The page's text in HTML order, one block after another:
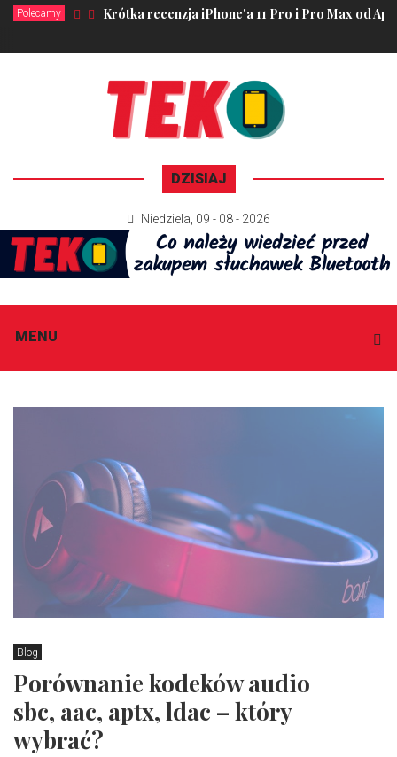
Polecamy Krótka recenzja iPhone'a 11 Pro i Pro Max od
DZISIAJ
Niedziela 09 - 08 - 2026
MENU
Blog
Porównanie kodeków audio
sbc, aac, aptx, ldac – który
wybrać?